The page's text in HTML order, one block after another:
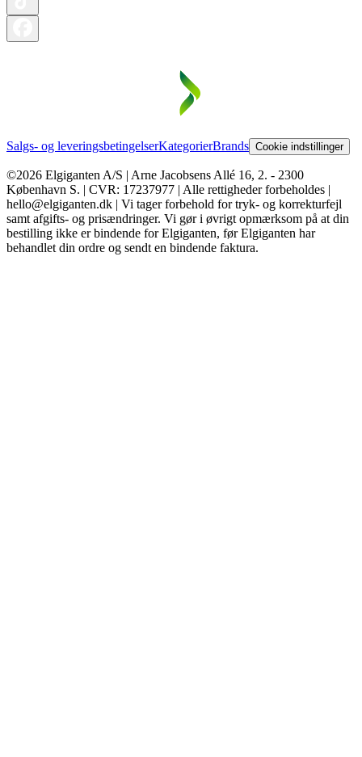
Salgs- og leveringsbetingelserKategorierBrands Cookie indstillinger
©2026 Elgiganten A/S | Arne Jacobsens Allé 16, 2. - 2300
København S. | CVR: 17237977 | Alle rettigheder forbeholdes |
hello@elgiganten.dk | Vi tager forbehold for tryk- og korrekturfejl
samt afgifts- og prisændringer. Vi gør i øvrigt opmærksom på at din
bestilling ikke er bindende for Elgiganten, før Elgiganten har
behandlet din ordre og sendt en bindende faktura.